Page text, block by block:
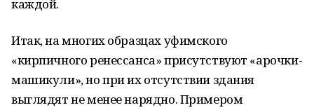
каждой.
Итак, на многих образцах уфимского
«кирпичного ренессанса» присутствуют «арочки-
машикули», но при их отсутствии здания
выглядят не менее нарядно. Примером